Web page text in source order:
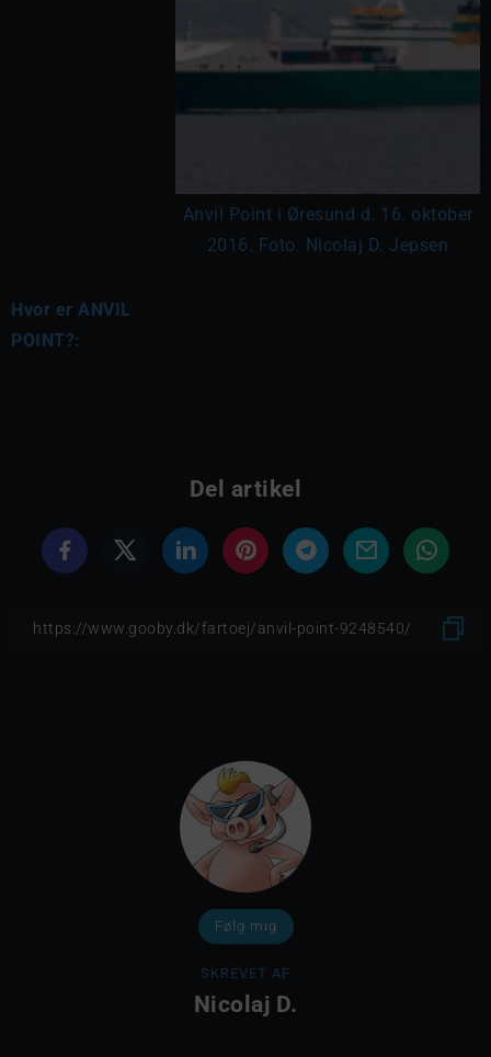
Anvil Point i Øresund d. 16. oktober
2016. Foto: Nicolaj D. Jepsen
Hvor er ANVIL
POINT?:
Del artikel
Følg mig
SKREVET AF
Nicolaj D.